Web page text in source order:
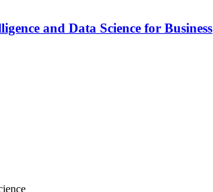
and Data Science for Business